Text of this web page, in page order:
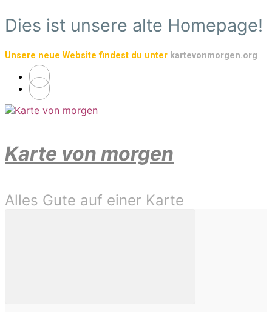
Zum
Hauptinhalt
Dies ist unsere alte Homepage!
Unsere neue Website findest du unter kartevonmorgen.org
Karte von morgen
Alles Gute auf einer Karte